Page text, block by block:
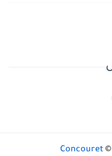
Concouret